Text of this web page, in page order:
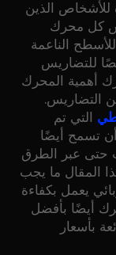
للأشخاص الذين
كل محرك
الناعمة
للتضاريس
أهمية المحرك
التضاريس.
التي تم
تسمح أيضًا
حتى عبر الطرق
المقال ما يجب
يعمل بكفاءة
أيضًا بأفضل
بأسعار